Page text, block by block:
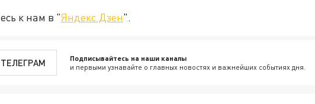
к нам в "Яндекс.Дзен".
ТЕЛЕГРАМ Подписывайтесь на наши каналы
и первыми узнавайте о главных новостях и важнейших событиях дня.